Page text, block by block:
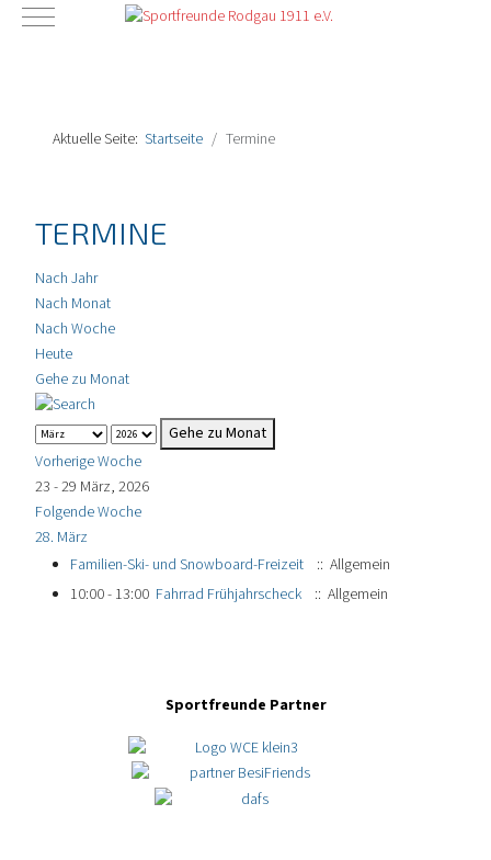
Mobile Menu Toggle
Aktuelle Seite: Startseite Termine
TERMINE
Nach Jahr
Nach Monat
Nach Woche
Heute
Gehe zu Monat
Gehe zu Monat
Vorherige Woche
23 - 29 März, 2026
Folgende Woche
28. März
Familien-Ski- und Snowboard-Freizeit
:: Allgemein
10:00 - 13:00 Fahrrad Frühjahrscheck :: Allgemein
Sportfreunde Partner